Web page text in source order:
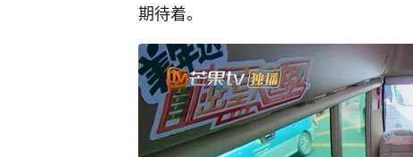
期待着。